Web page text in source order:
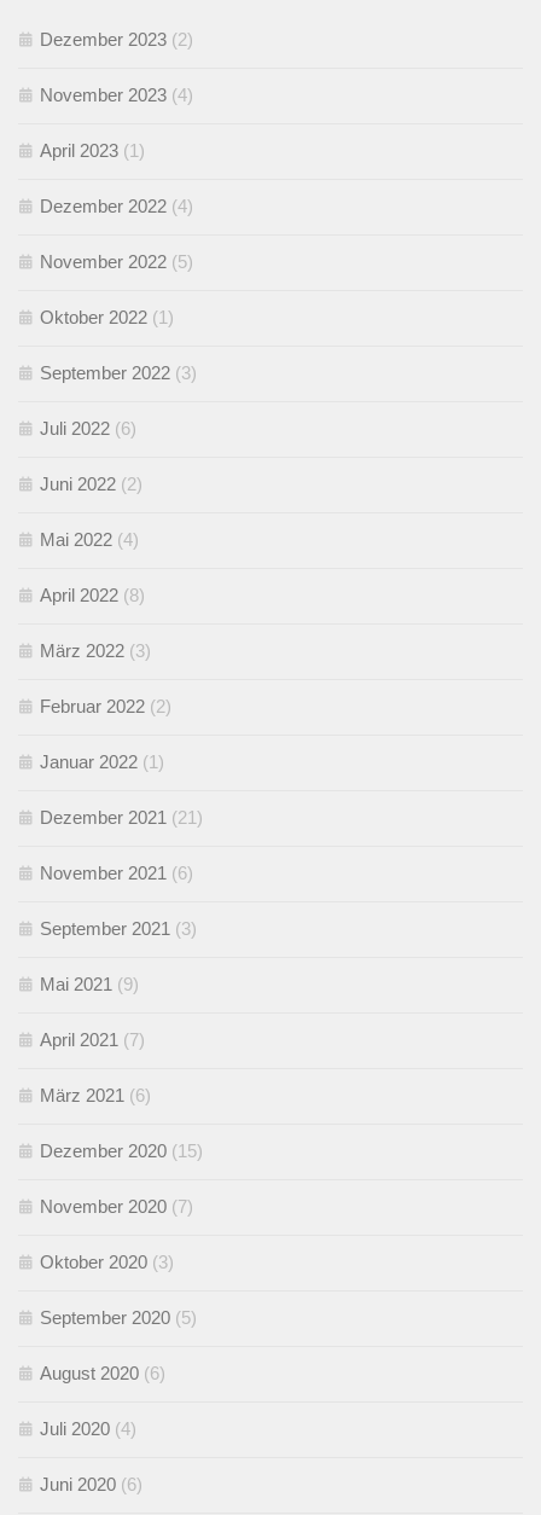
Dezember 2023 (2)
November 2023 (4)
April 2023 (1)
Dezember 2022 (4)
November 2022 (5)
Oktober 2022 (1)
September 2022 (3)
Juli 2022 (6)
Juni 2022 (2)
Mai 2022 (4)
April 2022 (8)
März 2022 (3)
Februar 2022 (2)
Januar 2022 (1)
Dezember 2021 (21)
November 2021 (6)
September 2021 (3)
Mai 2021 (9)
April 2021 (7)
März 2021 (6)
Dezember 2020 (15)
November 2020 (7)
Oktober 2020 (3)
September 2020 (5)
August 2020 (6)
Juli 2020 (4)
Juni 2020 (6)